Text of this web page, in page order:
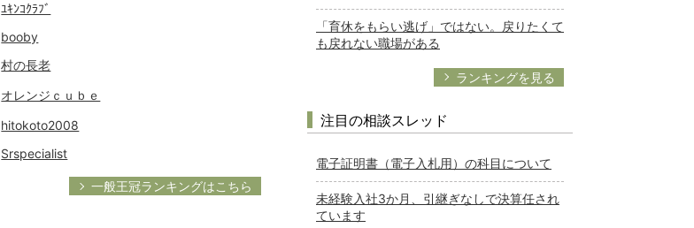
ﾕｷﾝｺｸﾗﾌﾞ
booby
村の長老
オレンジｃｕｂｅ
hitokoto2008
Srspecialist
一般王冠ランキングはこちら
「育休をもらい逃げ」ではない。戻りたくて
も戻れない職場がある
ランキングを見る
注目の相談スレッド
電子証明書（電子入札用）の科目について
未経験入社3か月、引継ぎなしで決算任され
ています